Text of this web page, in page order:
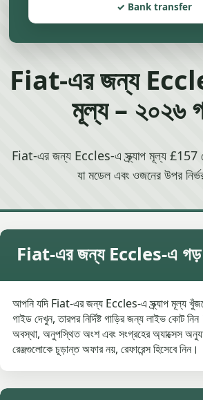
Bank transfer
Fiat-এর জন্য
মূল্য – ২০২৬
Fiat-এর জন্য Eccles-এ স্ক্র্যাপ মূল্য £157
যা মডেল এবং ওজনের উপর
Fiat-এর জন্য Eccles-এ গড়
আপনি যদি Fiat-এর জন্য Eccles-এ স্ক্র্যাপ মূল্য
গাইড দেখুন, তারপর নির্দিষ্ট গাড়ির জন্য লাইভ কোট
অবস্থা, অনুপস্থিত অংশ এবং সংগ্রহের অ্যাক্সেস
রেঞ্জগুলোকে চূড়ান্ত অফার নয়, রেফারেন্স হিসেবে নিন।